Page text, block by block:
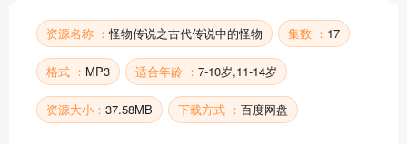
资源名称 ：怪物传说之古代传说中的怪物 集数 ： 17
格式 ： MP3 适合年龄 ： 7-10岁,11-14岁
资源大小： 37.58MB 下载方式 ： 百度网盘